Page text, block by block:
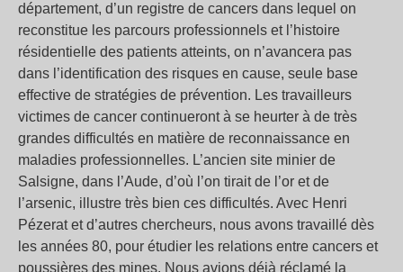
département, d’un registre de cancers dans lequel on
reconstitue les parcours professionnels et l’histoire
résidentielle des patients atteints, on n’avancera pas
dans l’identification des risques en cause, seule base
effective de stratégies de prévention. Les travailleurs
victimes de cancer continueront à se heurter à de très
grandes difficultés en matière de reconnaissance en
maladies professionnelles. L’ancien site minier de
Salsigne, dans l’Aude, d’où l’on tirait de l’or et de
l’arsenic, illustre très bien ces difficultés. Avec Henri
Pézerat et d’autres chercheurs, nous avons travaillé dès
les années 80, pour étudier les relations entre cancers et
poussières des mines. Nous avions déjà réclamé la